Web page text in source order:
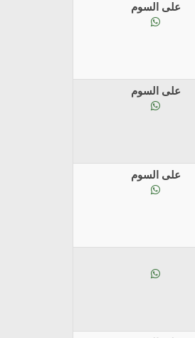
على السوم
على السوم
على السوم